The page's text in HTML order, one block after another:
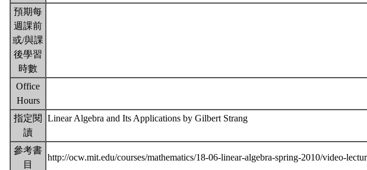
預期每
週課前
或/與課
後學習
時數
Office
Hours
指定閱
讀
Linear Algebra and Its Applications by Gilbert Strang
參考書
目
http://ocw.mit.edu/courses/mathematics/18-06-linear-algebra-spring-2010/video-